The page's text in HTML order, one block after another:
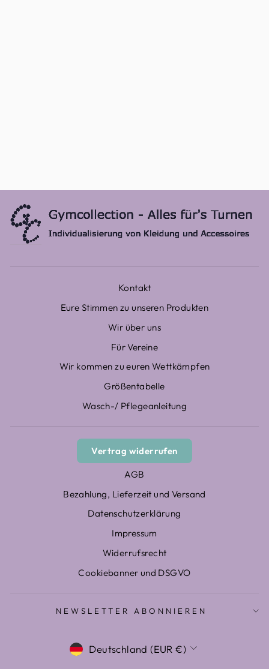
Kontakt
Eure Stimmen zu unseren Produkten
Wir über uns
Für Vereine
Wir kommen zu euren Wettkämpfen
Größentabelle
Wasch-/ Pflegeanleitung
Vertrag widerrufen
AGB
Bezahlung, Lieferzeit und Versand
Datenschutzerklärung
Impressum
Widerrufsrecht
Cookiebanner und DSGVO
NEWSLETTER ABONNIEREN
WÄHRUNG
Deutschland (EUR €)